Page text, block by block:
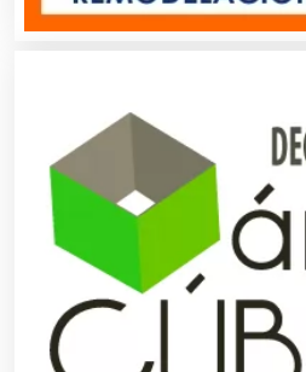
Artículos Publicitarios
Aseguradoras
Asesores Técnicos